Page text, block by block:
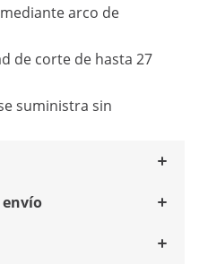
arco de
de corte de hasta 27
suministra sin